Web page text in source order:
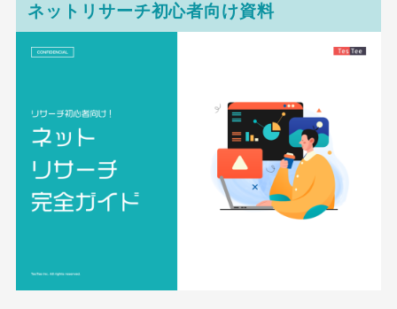
ネットリサーチ初心者向け資料